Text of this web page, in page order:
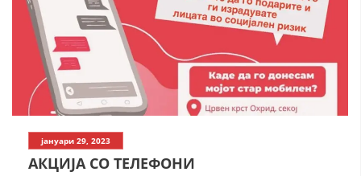
ИСТОРИЈАТ НА ЦКРМ
ИСТОРИЈАТ НА ДВИЖЕЊЕТО
СТРУКТУРА НА ОРГАНИЗАЦИЈАТА
јануари 29, 2023
АКЦИЈА СО ТЕЛЕФОНИ